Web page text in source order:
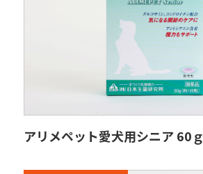
アリメペット愛犬用シニア 60ｇ